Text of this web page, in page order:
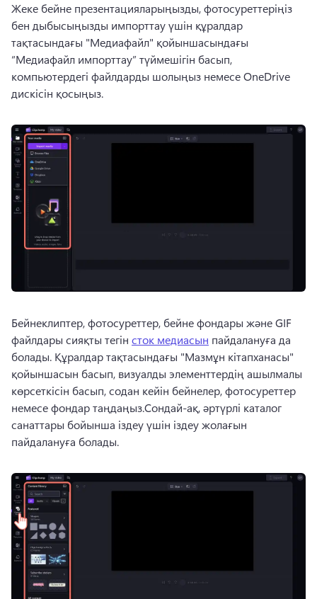
Жеке бейне презентацияларыңызды, фотосуреттеріңіз
бен дыбысыңызды импорттау үшін құралдар
тақтасындағы "Медиафайл" қойыншасындағы
“Медиафайл импорттау” түймешігін басып,
компьютердегі файлдарды шолыңыз немесе OneDrive
дискісін қосыңыз.
Бейнеклиптер, фотосуреттер, бейне фондары және GIF
файлдары сияқты тегін сток медиасын пайдалануға да
болады. Құралдар тақтасындағы "Мазмұн кітапханасы"
қойыншасын басып, визуалды элементтердің ашылмалы
көрсеткісін басып, содан кейін бейнелер, фотосуреттер
немесе фондар таңдаңыз.Сондай-ақ, әртүрлі каталог
санаттары бойынша іздеу үшін іздеу жолағын
пайдалануға болады.